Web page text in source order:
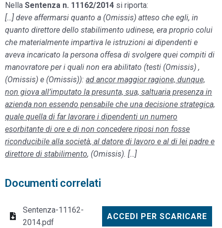
Nella Sentenza n. 11162/2014 si riporta:
[…] deve affermarsi quanto a (Omissis) atteso che egli, in
quanto direttore dello stabilimento udinese, era proprio colui
che materialmente impartiva le istruzioni ai dipendenti e
aveva incaricato la persona offesa di svolgere quei compiti di
manovratore per i quali non era abilitato (testi (Omissis) ,
(Omissis) e (Omissis)): ad ancor maggior ragione, dunque,
non giova all’imputato la presunta, sua, saltuaria presenza in
azienda non essendo pensabile che una decisione strategica,
quale quella di far lavorare i dipendenti un numero
esorbitante di ore e di non concedere riposi non fosse
riconducibile alla società, al datore di lavoro e al di lei padre e
direttore di stabilimento, (Omissis). […]
Documenti correlati
Sentenza-11162-
2014.pdf
ACCEDI PER SCARICARE